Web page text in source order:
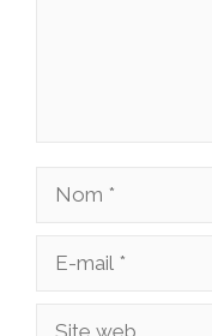
Nom
Site